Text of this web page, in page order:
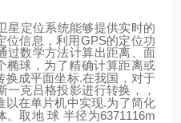
星定位系统能够提供实时的
位信息，利用GPS的定位功
过数学方法计算出距离、面
椭球，为了精确计算距离或
换成平面坐标.在我国，对于
一克吕格投影进行转换，，
以在单片机中实现.为了简化
。取地 球 半径为6371116m